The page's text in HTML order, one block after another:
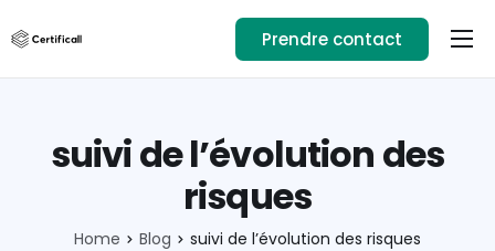
Usages
Téléchargez l’app
Prendre contact
suivi de l’évolution des
risques
Home Blog suivi de l’évolution des risques